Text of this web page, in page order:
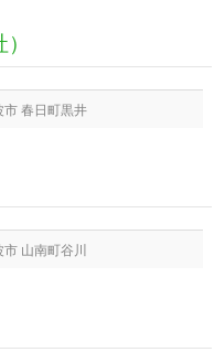
市 春日町黒井
市 山南町谷川